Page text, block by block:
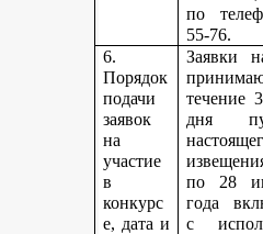
по
55-76.
6.
Порядок
подачи
заявок
на
участие
в
конкурс
е, дата и
Заявки
течение
дня
по 28
года
с